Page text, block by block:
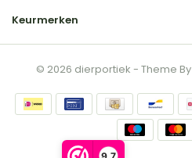
9,7
Keurmerken
© 2026 dierportiek - Theme By